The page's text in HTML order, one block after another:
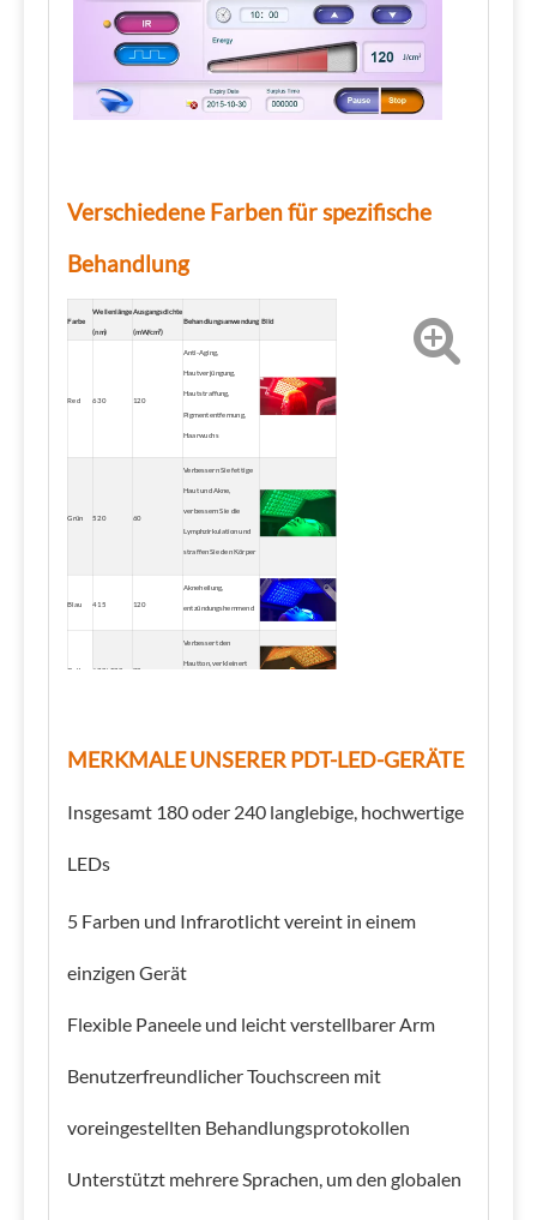
Verschiedene Farben für spezifische
Behandlung
Farbe
Wellenlänge
(nm)
Ausgangsdichte
(mW/cm²)
Behandlungsanwendung Bild
Red 630 120
Anti-Aging,
Hautverjüngung,
Hautstraffung,
Pigmententfernung,
Haarwuchs
Grün 520 60
Verbessern Sie fettige
Haut und Akne,
verbessern Sie die
Lymphzirkulation und
straffen Sie den Körper
Blau 415 120
Akneheilung,
entzündungshemmend
Gelb 630+520 80
Verbessert den
Hautton, verkleinert
MERKMALE UNSERER PDT-LED-GERÄTE
Insgesamt 180 oder 240 langlebige, hochwertige
LEDs
5 Farben und Infrarotlicht vereint in einem
einzigen Gerät
Flexible Paneele und leicht verstellbarer Arm
Benutzerfreundlicher Touchscreen mit
voreingestellten Behandlungsprotokollen
Unterstützt mehrere Sprachen, um den globalen